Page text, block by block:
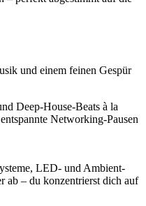
und einem feinen Gespür
Deep-House-Beats à la
Networking-Pausen
LED- und Ambient-
ab – du konzentrierst dich auf